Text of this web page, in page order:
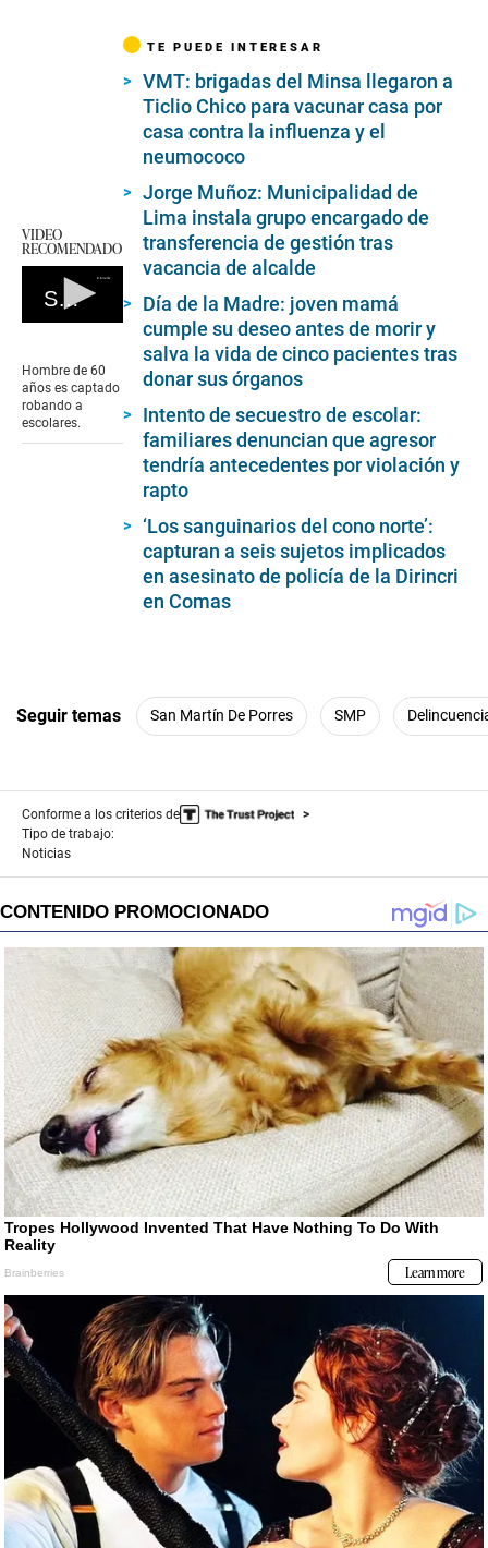
VIDEO
RECOMENDADO
San Juan de Miraflores: Robo a escolares
of
0
seconds
Hombre de 60
años es captado
robando a
escolares.
TE PUEDE INTERESAR
VMT: brigadas del Minsa llegaron a
Ticlio Chico para vacunar casa por
casa contra la influenza y el
neumococo
Jorge Muñoz: Municipalidad de
Lima instala grupo encargado de
transferencia de gestión tras
vacancia de alcalde
Día de la Madre: joven mamá
cumple su deseo antes de morir y
salva la vida de cinco pacientes tras
donar sus órganos
Intento de secuestro de escolar:
familiares denuncian que agresor
tendría antecedentes por violación y
rapto
‘Los sanguinarios del cono norte’:
capturan a seis sujetos implicados
en asesinato de policía de la Dirincri
en Comas
Seguir temas San Martín De Porres SMP
Conforme a los criterios de
Tipo de trabajo:
Noticias